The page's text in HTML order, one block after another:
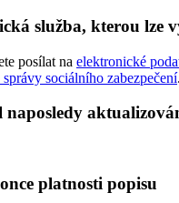
služba, kterou lze
posílat na elektronické
sociálního zabezpečení.
naposledy
platnosti popisu